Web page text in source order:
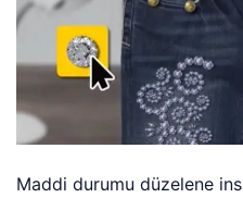
Maddi durumu düzelene